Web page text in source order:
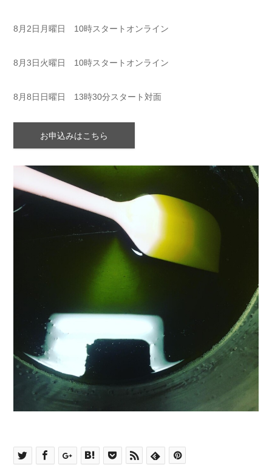
8月2日月曜日 10時スタートオンライン
8月3日火曜日 10時スタートオンライン
8月8日日曜日 13時30分スタート対面
お申込みはこちら